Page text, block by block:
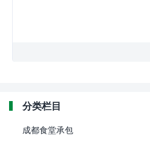
分类栏目
成都食堂承包